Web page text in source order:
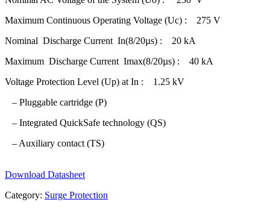
Maximum Continuous Operating Voltage (Uc) : 275 V
Nominal Discharge Current In(8/20µs) : 20 kA
Maximum Discharge Current Imax(8/20µs) : 40 kA
Voltage Protection Level (Up) at In : 1.25 kV
– Pluggable cartridge (P)
– Integrated QuickSafe technology (QS)
– Auxiliary contact (TS)
Download Datasheet
Category: Surge Protection